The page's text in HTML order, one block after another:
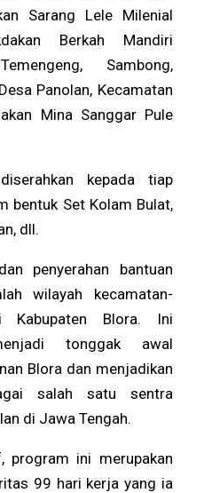
Sarang Lele Milenial
Berkah Mandiri
Sambong,
Panolan, Kecamatan
Mina Sanggar Pule
kepada tiap
bentuk Set Kolam Bulat,
dll.
penyerahan bantuan
wilayah kecamatan-
Kabupaten Blora. Ini
tonggak awal
Blora dan menjadikan
salah satu sentra
di Jawa Tengah.
program ini merupakan
99 hari kerja yang ia